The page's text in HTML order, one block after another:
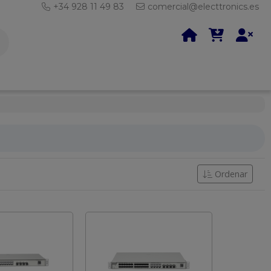
+34 928 11 49 83 comercial@electtronics.es
Ordenar